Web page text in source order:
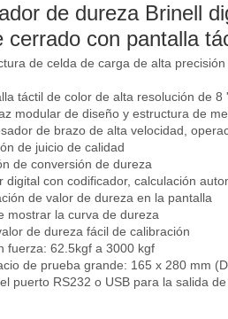
de dureza Brinell
cerrado con pantalla
de celda de carga de alta
táctil de color de alta resolución de 8
modular de diseño y estructura de
de brazo de alta velocidad,
de juicio de calidad
de conversión de dureza
digital con codificador, calculación
de valor de dureza en la pantalla
mostrar la curva de dureza
de dureza fácil de calibración
fuerza: 62.5kgf a 3000 kgf
de prueba grande: 165 x 280 mm
puerto RS232 o USB para la salida